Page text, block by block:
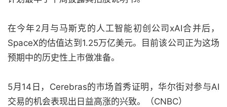
在今年2月与马斯克的人工智能初创公司xAI合并后，
SpaceX的估值达到1.25万亿美元。目前该公司正为这场
预期中的历史性上市做准备。
5月14日，Cerebras的市场首秀证明，华尔街对参与AI
交易的机会表现出日益高涨的兴致。（CNBC）